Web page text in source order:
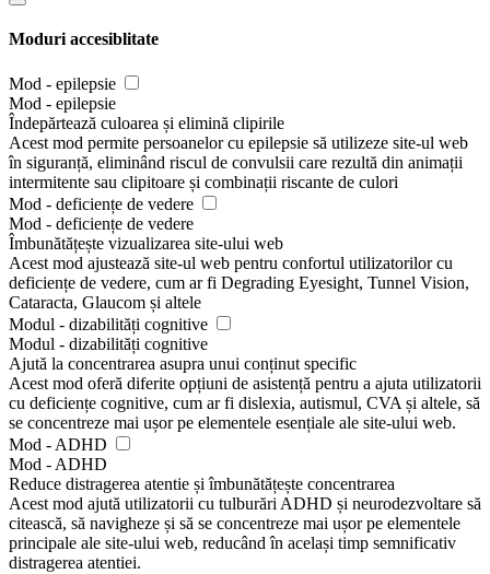
Moduri accesiblitate
Mod - epilepsie
Mod - epilepsie
Îndepărtează culoarea și elimină clipirile
Acest mod permite persoanelor cu epilepsie să utilizeze site-ul web
în siguranță, eliminând riscul de convulsii care rezultă din animații
intermitente sau clipitoare și combinații riscante de culori
Mod - deficiențe de vedere
Mod - deficiențe de vedere
Îmbunătățește vizualizarea site-ului web
Acest mod ajustează site-ul web pentru confortul utilizatorilor cu
deficiențe de vedere, cum ar fi Degrading Eyesight, Tunnel Vision,
Cataracta, Glaucom și altele
Modul - dizabilități cognitive
Modul - dizabilități cognitive
Ajută la concentrarea asupra unui conținut specific
Acest mod oferă diferite opțiuni de asistență pentru a ajuta utilizatorii
cu deficiențe cognitive, cum ar fi dislexia, autismul, CVA și altele, să
se concentreze mai ușor pe elementele esențiale ale site-ului web.
Mod - ADHD
Mod - ADHD
Reduce distragerea atentie și îmbunătățește concentrarea
Acest mod ajută utilizatorii cu tulburări ADHD și neurodezvoltare să
citească, să navigheze și să se concentreze mai ușor pe elementele
principale ale site-ului web, reducând în același timp semnificativ
distragerea atentiei.